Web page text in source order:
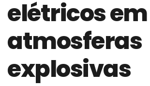
de governança das
O desenho industrial ganha
As variações dimensionais
materiais cimentícios com
A próxima vantagem
modelo de IA
A IA elevou a régua do
elétricos em
atmosferas
explosivas